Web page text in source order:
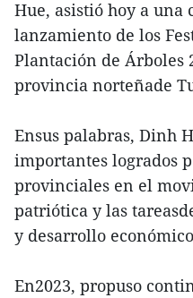
Hue, asistió hoy a una
lanzamiento de los
Plantación de Árboles
provincia norteñade
Ensus palabras, Dinh
importantes logrados
provinciales en el
patriótica y las
y desarrollo
En2023, propuso